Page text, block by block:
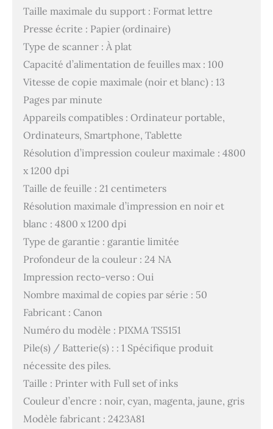
Taille maximale du support : Format lettre
Presse écrite : Papier (ordinaire)
Type de scanner : À plat
Capacité d’alimentation de feuilles max : 100
Vitesse de copie maximale (noir et blanc) : 13
Pages par minute
Appareils compatibles : Ordinateur portable,
Ordinateurs, Smartphone, Tablette
Résolution d’impression couleur maximale : 4800
x 1200 dpi
Taille de feuille : 21 centimeters
Résolution maximale d’impression en noir et
blanc : 4800 x 1200 dpi
Type de garantie : garantie limitée
Profondeur de la couleur : 24 NA
Impression recto-verso : Oui
Nombre maximal de copies par série : 50
Fabricant : Canon
Numéro du modèle : PIXMA TS5151
Pile(s) / Batterie(s) : : 1 Spécifique produit
nécessite des piles.
Taille : Printer with Full set of inks
Couleur d’encre : noir, cyan, magenta, jaune, gris
Modèle fabricant : 2423A81